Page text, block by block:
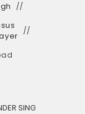
SINGH MINISTRIES.